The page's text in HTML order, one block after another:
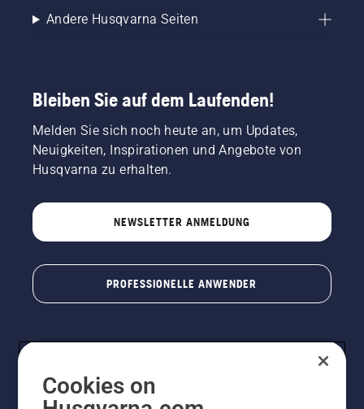
Andere Husqvarna Seiten
Bleiben Sie auf dem Laufenden!
Melden Sie sich noch heute an, um Updates,
Neuigkeiten, Inspirationen und Angebote von
Husqvarna zu erhalten.
NEWSLETTER ANMELDUNG
PROFESSIONELLE ANWENDER
Cookies on